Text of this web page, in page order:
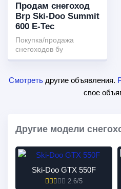
Продам снегоход
Brp Ski-Doo Summit
600 E-Tec
Покупка/продажа
снегоходов бу
Смотреть другие объявления.
свое
Другие модели
Ski-Doo GTX 550F
2.6/5